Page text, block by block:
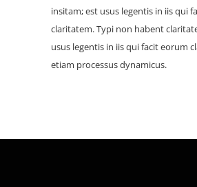
insitam; est usus legentis in iis qui
claritatem. Typi non habent
usus legentis in iis qui facit eorum
etiam processus dynamicus.